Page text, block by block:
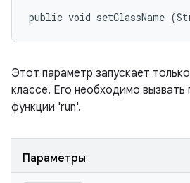
public void setClassName
Этот параметр запускает
классе. Его необходимо вызвать
функции 'run'.
Параметры